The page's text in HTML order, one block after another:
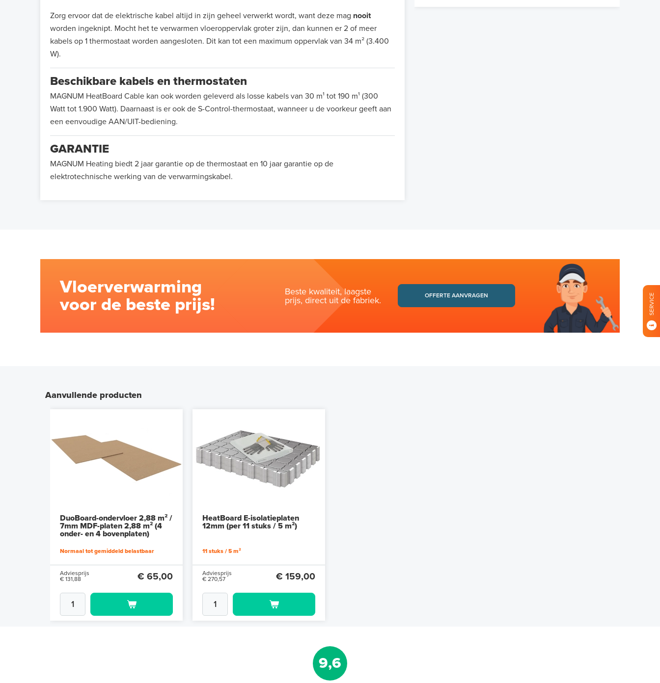
Zorg ervoor dat de elektrische kabel altijd in zijn geheel verwerkt wordt, want deze mag nooit
worden ingeknipt. Mocht het te verwarmen vloeroppervlak groter zijn, dan kunnen er 2 of meer
kabels op 1 thermostaat worden aangesloten. Dit kan tot een maximum oppervlak van 34 m² (3.400
W).
Beschikbare kabels en thermostaten
MAGNUM HeatBoard Cable kan ook worden geleverd als losse kabels van 30 m¹ tot 190 m¹ (300
Watt tot 1.900 Watt). Daarnaast is er ook de S-Control-thermostaat, wanneer u de voorkeur geeft aan
een eenvoudige AAN/UIT-bediening.
GARANTIE
MAGNUM Heating biedt 2 jaar garantie op de thermostaat en 10 jaar garantie op de
elektrotechnische werking van de verwarmingskabel.
Vloerverwarming
voor de beste prijs!
Beste kwaliteit, laagste
prijs, direct uit de fabriek.
OFFERTE AANVRAGEN
Aanvullende producten
DuoBoard-ondervloer 2,88 m² /
7mm MDF-platen 2,88 m² (4
onder- en 4 bovenplaten)
Normaal tot gemiddeld belastbaar
Adviesprijs
€ 131,88
€ 65,00
HeatBoard E-isolatieplaten
12mm (per 11 stuks / 5 m²)
11 stuks / 5 m²
Adviesprijs
€ 270,57
€ 159,00
9,6
SERVICE